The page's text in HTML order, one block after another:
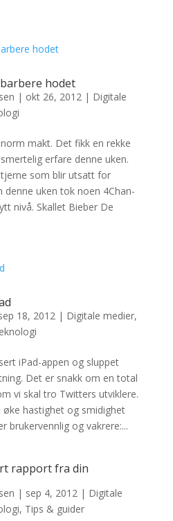
hodet
| okt 26, 2012| Digitale
makt. Det fikk en rekke
erfare denne uken.
som blir utsatt for
denne uken tok noen 4Chan-
nivå. Skallet Bieber De
18, 2012| Digitale medier,
iPad-appen og sluppet
Det er snakk om en total
vi skal tro Twitters utviklere.
hastighet og smidighet
brukervennlig og vakrere:...
rapport fra din
| sep 4, 2012| Digitale
, Tips & guider